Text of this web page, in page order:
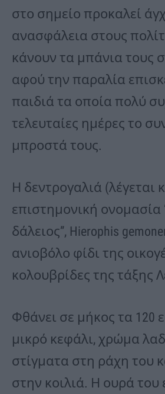
στο σημείο προκαλεί
ανασφάλεια στους
κάνουν τα μπάνια τους
αφού την παραλία
παιδιά τα οποία πολύ
τελευταίες ημέρες το
μπροστά τους.
Η δεντρογαλιά (λέγεται
επιστημονική ονομασία
δάλειος”, Hierophis
ανιοβόλο φίδι της
κολουβρίδες της τάξης
Φθάνει σε μήκος τα 120
μικρό κεφάλι, χρώμα
στίγματα στη ράχη του
στην κοιλιά. Η ουρά του